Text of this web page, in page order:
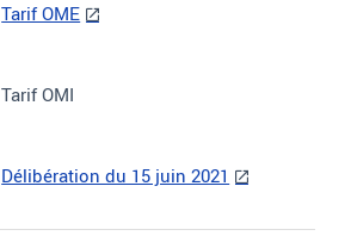
Tarif OME
Tarif OMI
Délibération du 15 juin 2021